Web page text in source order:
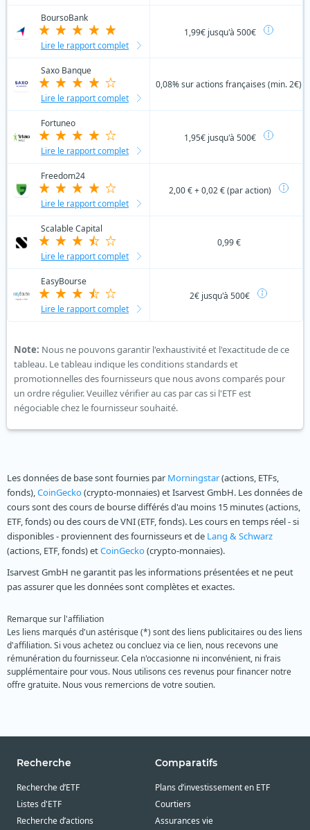
BoursoBank
Lire le rapport complet
1,99€ jusqu'à 500€
Saxo Banque
Lire le rapport complet
0,08% sur actions françaises (min. 2€)
Fortuneo
Lire le rapport complet
1,95€ jusqu'à 500€
Freedom24
Lire le rapport complet
2,00 € + 0,02 € (par action)
Scalable Capital
Lire le rapport complet
0,99 €
EasyBourse
Lire le rapport complet
2€ jusqu'à 500€
Note: Nous ne pouvons garantir l'exhaustivité et l'exactitude de ce
tableau. Le tableau indique les conditions standards et
promotionnelles des fournisseurs que nous avons comparés pour
un ordre régulier. Veuillez vérifier au cas par cas si l'ETF est
négociable chez le fournisseur souhaité.
Les données de base sont fournies par Morningstar(actions, ETFs,
fonds),CoinGecko(crypto-monnaies) et Isarvest GmbH. Les données de
cours sont des cours de bourse différés d'au moins 15 minutes (actions,
ETF, fonds) ou des cours de VNI (ETF, fonds). Les cours en temps réel - si
disponibles - proviennent des fournisseurs et de Lang & Schwarz
(actions, ETF, fonds) etCoinGecko(crypto-monnaies).
Isarvest GmbH ne garantit pas les informations présentées et ne peut
pas assurer que les données sont complètes et exactes.
Remarque sur l'affiliation
Les liens marqués d'un astérisque (*) sont des liens publicitaires ou des liens
d'affiliation. Si vous achetez ou concluez via ce lien, nous recevons une
rémunération du fournisseur. Cela n'occasionne ni inconvénient, ni frais
supplémentaire pour vous. Nous utilisons ces revenus pour financer notre
offre gratuite. Nous vous remercions de votre soutien.
Recherche
Recherche d’ETF
Listes d'ETF
Recherche d’actions
Comparatifs
Plans d’investissement en ETF
Courtiers
Assurances vie